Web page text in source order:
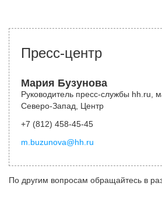
Пресс-центр
Мария Бузунова
Руководитель пресс-службы hh.ru,
Северо-Запад, Центр
+7 (812) 458-45-45
m.buzunova@hh.ru
По другим вопросам обращайтесь в